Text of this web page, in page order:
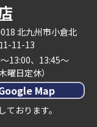
北九州市小倉北
1-11-13
13:00、13:45～
曜日定休）
Map
おります。